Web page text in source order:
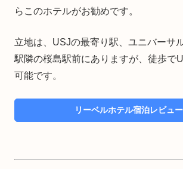
らこのホテルがお勧めです。
立地は、USJの最寄り駅、ユニバーサ
駅隣の桜島駅前にありますが、徒歩で
可能です。
リーベルホテル宿泊レビュー